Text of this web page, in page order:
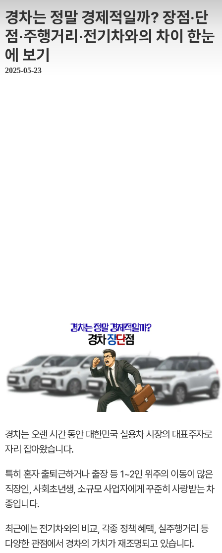
경차는 정말 경제적일까? 장점·단
점·주행거리·전기차와의 차이 한눈
에 보기
2025-05-23
경차는 오랜 시간 동안 대한민국 실용차 시장의 대표주자로
자리 잡아왔습니다.
특히 혼자 출퇴근하거나 출장 등 1~2인 위주의 이동이 많은
직장인, 사회초년생, 소규모 사업자에게 꾸준히 사랑받는 차
종입니다.
최근에는 전기차와의 비교, 각종 정책 혜택, 실주행거리 등
다양한 관점에서 경차의 가치가 재조명되고 있습니다.